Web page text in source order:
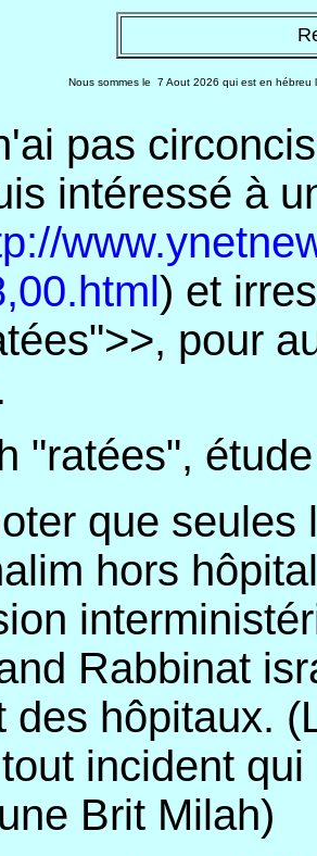
Nous sommes le 7 Aout 2026 qui est en hébreu
pas
intéressé à
) et
pour
"ratées",
que
hors
Rabbinat
des hôpitaux.
incident
Brit Milah)